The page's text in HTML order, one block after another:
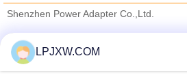
Shenzhen Power Adapter Co.,Ltd.
Trust Seal
Verified Suplier
LPJXW.COM